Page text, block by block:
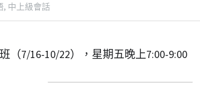
, 中上級會話
（7/16-10/22），星期五晚上7:00-9:00